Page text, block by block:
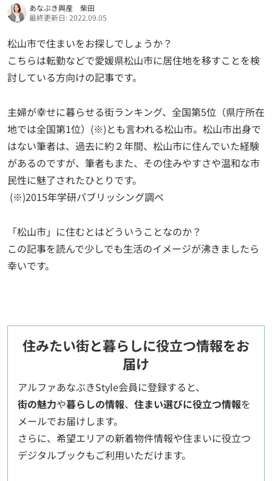
あなぶき興産 柴田
最終更新日: 2022.09.05
松山市で住まいをお探しでしょうか？
こちらは転勤などで愛媛県松山市に居住地を移すことを検
討している方向けの記事です。
主婦が幸せに暮らせる街ランキング、全国第5位（県庁所在
地では全国第1位）(※)とも言われる松山市。松山市出身で
はない筆者は、過去に約２年間、松山市に住んでいた経験
があるのですが、筆者もまた、その住みやすさや温和な市
民性に魅了されたひとりです。
(※)2015年学研パブリッシング調べ
「松山市」に住むとはどういうことなのか？
この記事を読んで少しでも生活のイメージが沸きましたら
幸いです。
住みたい街と暮らしに役立つ情報をお
届け
アルファあなぶきStyle会員に登録すると、
街の魅力や暮らしの情報、 住まい選びに役立つ情報を
メールでお届けします。
さらに、希望エリアの新着物件情報や住まいに役立つ
デジタルブックもご利用いただけます。